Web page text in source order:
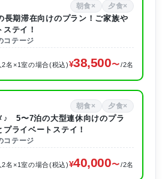
朝食× 夕食×
長期滞在向けのプラン！ご家族や
テイ！
テージ
2名×1室の場合(税込) 38,500 /2名
朝食× 夕食×
♪ 5〜7泊の大型連休向けのプラ
ライベートステイ！
テージ
2名×1室の場合(税込) 40,000 /2名